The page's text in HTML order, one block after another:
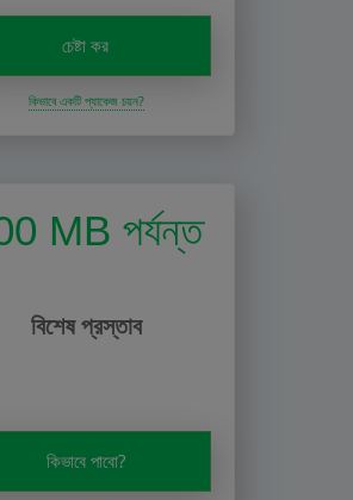
চেষ্টা কর
কিভাবে একটি প্যাকেজ চয়ন?
MB পর্যন্ত
বিশেষ প্রস্তাব
কিভাবে পাবো?